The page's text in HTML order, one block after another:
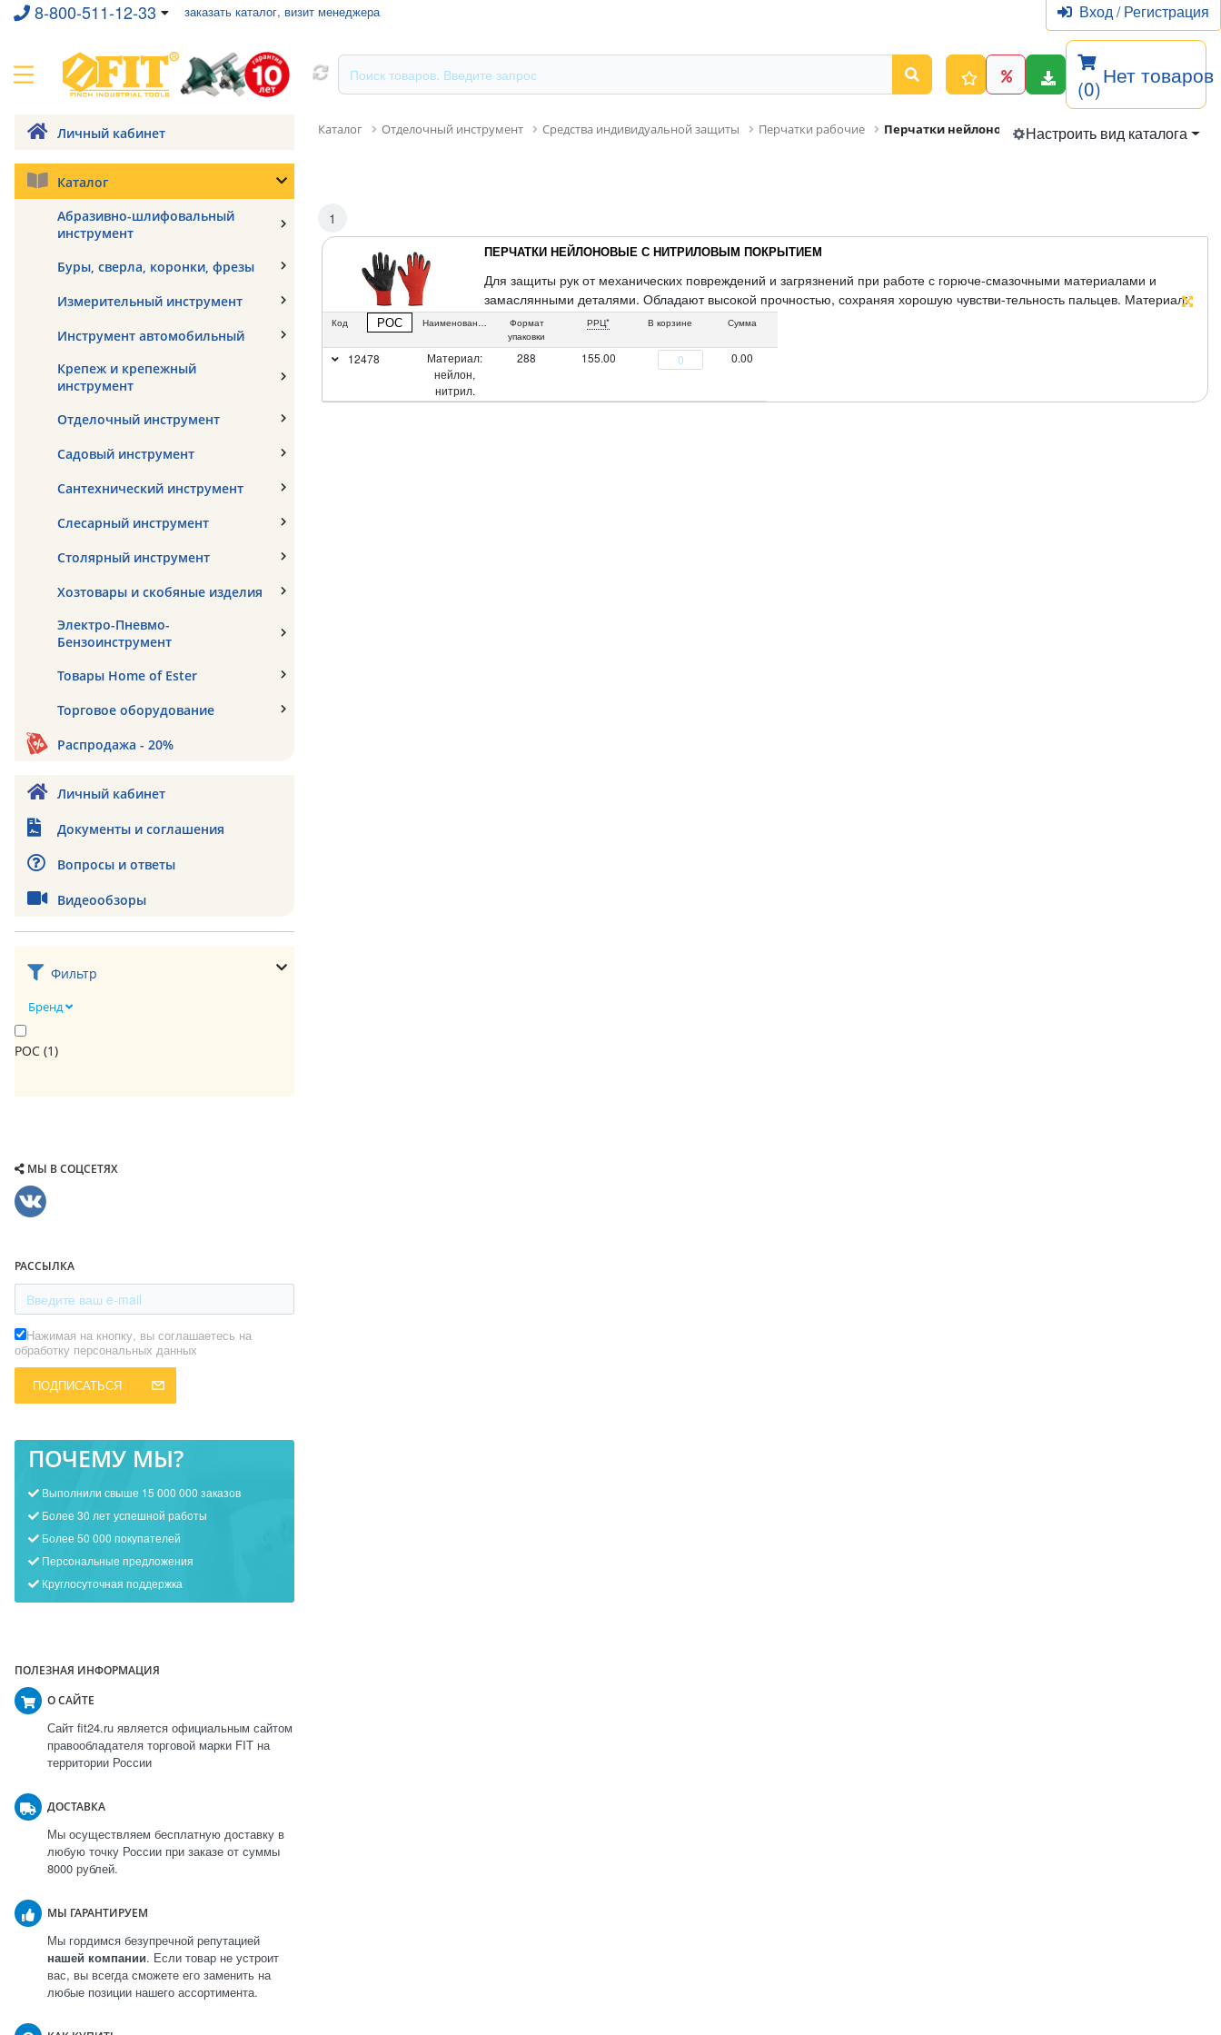
8-800-511-12-33 заказать каталог, визит менеджера Вход/Регистрация
(0)Нет товаров
Личный кабинет
Каталог
Абразивно-шлифовальный
инструмент
Буры, сверла, коронки, фрезы
Измерительный инструмент
Инструмент автомобильный
Крепеж и крепежный
инструмент
Отделочный инструмент
Садовый инструмент
Сантехнический инструмент
Слесарный инструмент
Столярный инструмент
Хозтовары и скобяные изделия
Электро-Пневмо-
Бензоинструмент
Товары Home of Ester
Торговое оборудование
Распродажа - 20%
Личный кабинет
Документы и соглашения
Вопросы и ответы
Видеообзоры
Фильтр
Бренд
РОС (1)
МЫ В СОЦСЕТЯХ
РАССЫЛКА
Нажимая на кнопку, вы соглашаетесь на
обработку персональных данных
ПОДПИСАТЬСЯ
ПОЧЕМУ МЫ?
Выполнили свыше 15 000 000 заказов
Более 30 лет успешной работы
Более 50 000 покупателей
Персональные предложения
Круглосуточная поддержка
ПОЛЕЗНАЯ ИНФОРМАЦИЯ
О САЙТЕ
Сайт fit24.ru является официальным сайтом
правообладателя торговой марки FIT на
территории России
ДОСТАВКА
Мы осуществляем бесплатную доставку в
любую точку России при заказе от суммы
8000 рублей.
МЫ ГАРАНТИРУЕМ
Мы гордимся безупречной репутацией
нашей компании. Если товар не устроит
вас, вы всегда сможете его заменить на
любые позиции нашего ассортимента.
Каталог Отделочный инструмент Средства индивидуальной защиты Перчатки рабочие Перчатки нейлоновые с нитриловым покрытием
Настроить вид каталога
1
ПЕРЧАТКИ НЕЙЛОНОВЫЕ С НИТРИЛОВЫМ ПОКРЫТИЕМ
Для защиты рук от механических повреждений и загрязнений при работе с горюче-смазочными материалами и
замаслянными деталями. Обладают высокой прочностью, сохраняя хорошую чувстви-тельность пальцев. Материал:
нейлон, нитрил.
Код РОС Наименование
Формат
упаковки
РРЦ* В корзине Сумма
12478
Материал:
нейлон,
нитрил.
288 155.00 0.00